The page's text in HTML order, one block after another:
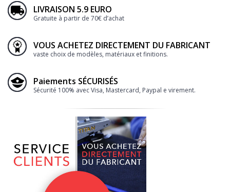
LIVRAISON 5.9 EURO
Gratuite à partir de 70€ d’achat
VOUS ACHETEZ DIRECTEMENT DU FABRICANT
vaste choix de modèles, matériaux et finitions.
Paiements SÉCURISÉS
Sécurité 100% avec Visa, Mastercard, Paypal e virement.